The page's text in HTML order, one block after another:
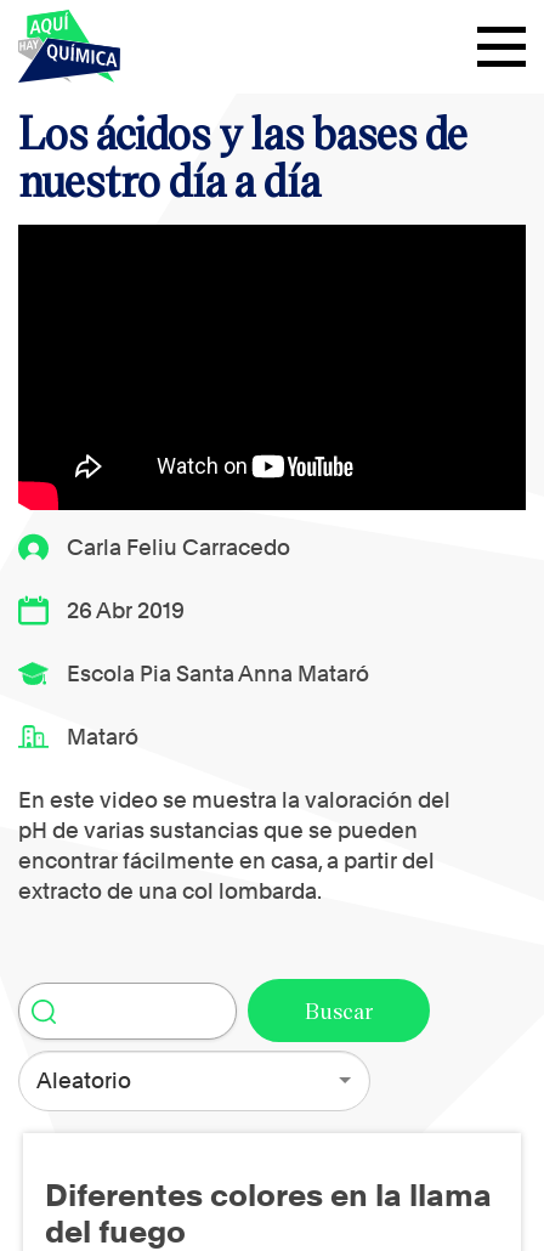
Carla Feliu Carracedo
26 Abr 2019
Escola Pia Santa Anna Mataró
Mataró
En este video se muestra la valoración del
pH de varias sustancias que se pueden
encontrar fácilmente en casa, a partir del
extracto de una col lombarda.
Los ácidos y las bases de
nuestro día a día
Aleatorio
Diferentes colores en la llama
del fuego